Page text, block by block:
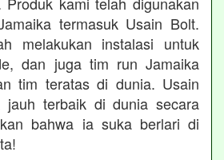
termasuk Usain Bolt.
melakukan instalasi untuk
dan juga tim run Jamaika
tim teratas di dunia. Usain
jauh terbaik di dunia secara
bahwa ia suka berlari di